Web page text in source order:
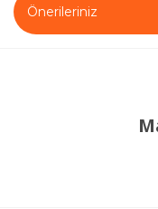
Önerileriniz